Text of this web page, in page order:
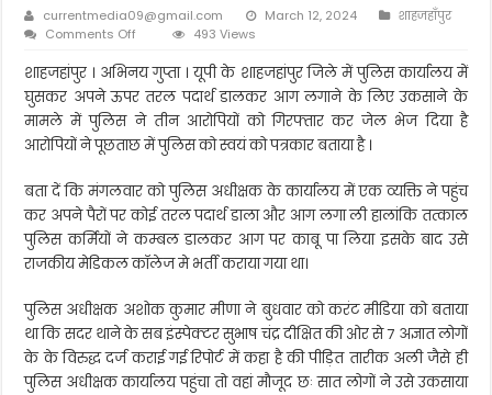
currentmedia09@gmail.com March 12, 2024
शाहजहाँपुर
Comments Off
लगाने
के
लिए
उकसाने
के
में
पुलिस
ने
तीन
आरोपियों
भेजा”
493 Views
शाहजहांपुर । अभिनय गुप्ता । यूपी के शाहजहांपुर जिले में पुलिस कार्यालय में
घुसकर अपने ऊपर तरल पदार्थ डालकर आग लगाने के लिए उकसाने के
मामले में पुलिस ने तीन आरोपियों को गिरफ्तार कर जेल भेज दिया है
आरोपियों ने पूछताछ में पुलिस को स्वयं को पत्रकार बताया है ।
बता दें कि मंगलवार को पुलिस अधीक्षक के कार्यालय में एक व्यक्ति ने पहुंच
कर अपने पैरों पर कोई तरल पदार्थ डाला और आग लगा ली हालांकि तत्काल
पुलिस कर्मियों ने कम्बल डालकर आग पर काबू पा लिया इसके बाद उसे
राजकीय मेडिकल कॉलेज मे भर्ती कराया गया था।
पुलिस अधीक्षक अशोक कुमार मीणा ने बुधवार को करंट मीडिया को बताया
था कि सदर थाने के सब इंस्पेक्टर सुभाष चंद्र दीक्षित की ओर से 7 अज्ञात लोगों
के के विरुद्ध दर्ज कराई गई रिपोर्ट में कहा है की पीड़ित तारीक अली जैसे ही
पुलिस अधीक्षक कार्यालय पहुंचा तो वहां मौजूद छः सात लोगों ने उसे उकसाया